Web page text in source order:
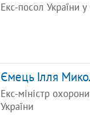
Екс-посол України
Ємець Ілля
Екс-міністр
України